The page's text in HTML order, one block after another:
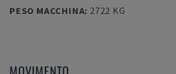
PESO MACCHINA: 2722 KG